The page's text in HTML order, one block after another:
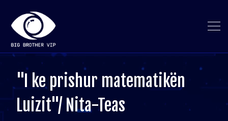
"I ke prishur matematikën
Luizit"/ Nita-Teas